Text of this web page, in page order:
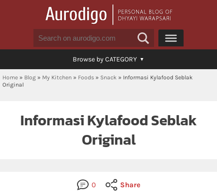
Browse by CATEGORY
Home » Blog » My Kitchen » Foods » Snack » Informasi Kylafood Seblak
Original
Informasi Kylafood Seblak
Original
0
Share